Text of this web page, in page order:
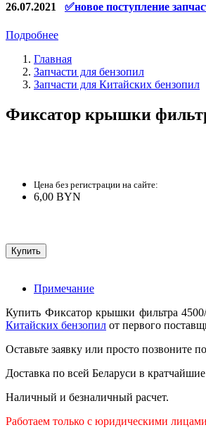
26.07.2021 ✅новое поступление
Подробнее
Главная
Запчасти для бензопил
Запчасти для Китайских бензопил
Фиксатор крышки
Цена без регистрации на сайте:
6,00 BYN
Примечание
Купить Фиксатор крышки фильтра
Китайских бензопил от первого
Оставьте заявку или просто позвоните
Доставка по всей Беларуси в
Наличный и безналичный расчет.
Работаем только с юридическими